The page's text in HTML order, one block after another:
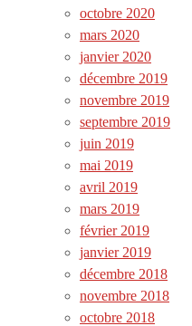
octobre 2020
mars 2020
janvier 2020
décembre 2019
novembre 2019
septembre 2019
juin 2019
mai 2019
avril 2019
mars 2019
février 2019
janvier 2019
décembre 2018
novembre 2018
octobre 2018